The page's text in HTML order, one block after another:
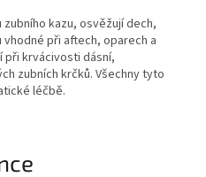
kazu, osvěžují dech,
při aftech, oparech a
při krvácivosti dásní,
zubních krčků. Všechny tyto
léčbě.